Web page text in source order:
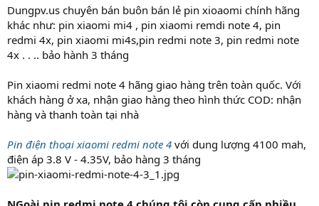
Dungpv.us chuyên bán buôn bán lẻ pin xioaomi chính hãng
khác như: pin xiaomi mi4 , pin xiaomi remdi note 4, pin
redmi 4x, pin xiaomi mi4s,pin redmi note 3, pin redmi note
4x . . .. bảo hành 3 tháng
Pin xiaomi redmi note 4 hãng giao hàng trên toàn quốc. Với
khách hàng ở xa, nhận giao hàng theo hình thức COD: nhận
hàng và thanh toàn tại nhà
Pin điện thoại xiaomi redmi note 4 với dung lượng 4100 mah,
điện áp 3.8 V - 4.35V, bảo hàng 3 tháng